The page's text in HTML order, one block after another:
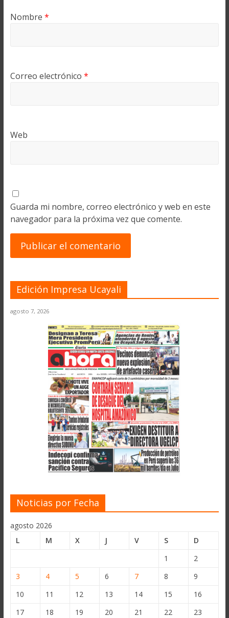
Nombre *
Correo electrónico *
Web
Guarda mi nombre, correo electrónico y web en este
navegador para la próxima vez que comente.
Edición Impresa Ucayali
agosto 7, 2026
Noticias por Fecha
agosto 2026
L
M X J V S
D
1
2
3
4 5 6 7 8
9
10
11 12 13 14 15
16
17
18 19 20 21 22
23